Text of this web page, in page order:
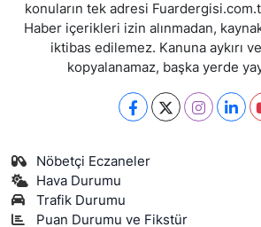
konuların tek adresi
Haber içerikleri izin alınmadan,
iktibas edilemez. Kanuna aykırı
kopyalanamaz, başka yerde
Nöbetçi Eczaneler
Hava Durumu
Trafik Durumu
Puan Durumu ve Fikstür